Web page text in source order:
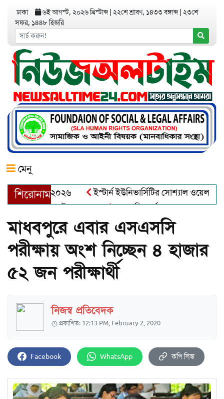
ঢাকা ৬ই আগস্ট, ২০২৬ খ্রিস্টাব্দ ২২শে শ্রাবণ, ১৪৩৩ বঙ্গাব্দ ২৩শে
সফর, ১৪৪৮ হিজরি
মেনু
শিরোনাম
অ্যাওয়ার্ড–২০২৬
ইস্টার্ন ইউনিভার্সিটির সোশ্যাল ওয়েলফেয়ার
খালেক এর ইন্তেকাল
আত্মশুদ্ধি অর্জন ও অশুভকে বর্জন করে
মাধবপুরে এবার এসএসসি
পরীক্ষায় অংশ নিচ্ছেন ৪ হাজার
৫২ জন পরীক্ষার্থী
নিজস্ব প্রতিবেদক
প্রকাশিত: 12:13 PM, February 2, 2020
Facebook WhatsApp কপি লিঙ্ক